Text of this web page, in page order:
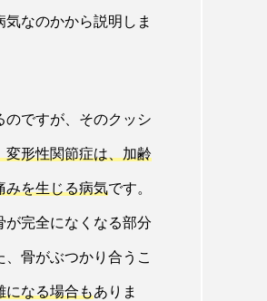
なのかから説明しま
ですが、そのクッシ
変形性関節症は、加齢
みを生じる病気です。
完全になくなる部分
骨がぶつかり合うこ
になる場合もありま